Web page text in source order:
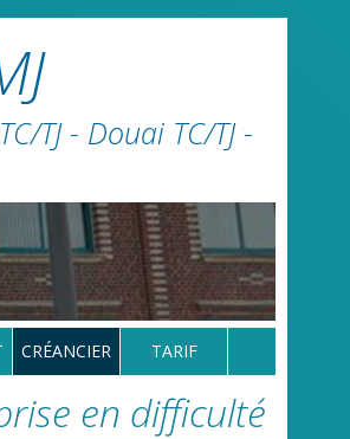
TJ - Douai TC/TJ -
CRÉANCIER TARIF
en difficulté